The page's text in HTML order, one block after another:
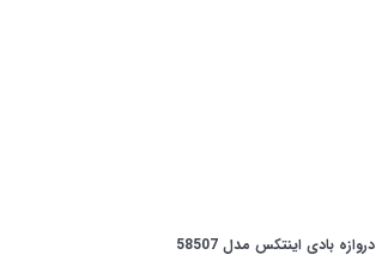
دروازه بادی اینتکس مدل 58507